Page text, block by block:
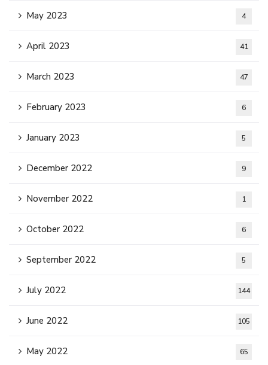
May 2023 4
April 2023 41
March 2023 47
February 2023 6
January 2023 5
December 2022 9
November 2022 1
October 2022 6
September 2022 5
July 2022 144
June 2022 105
May 2022 65